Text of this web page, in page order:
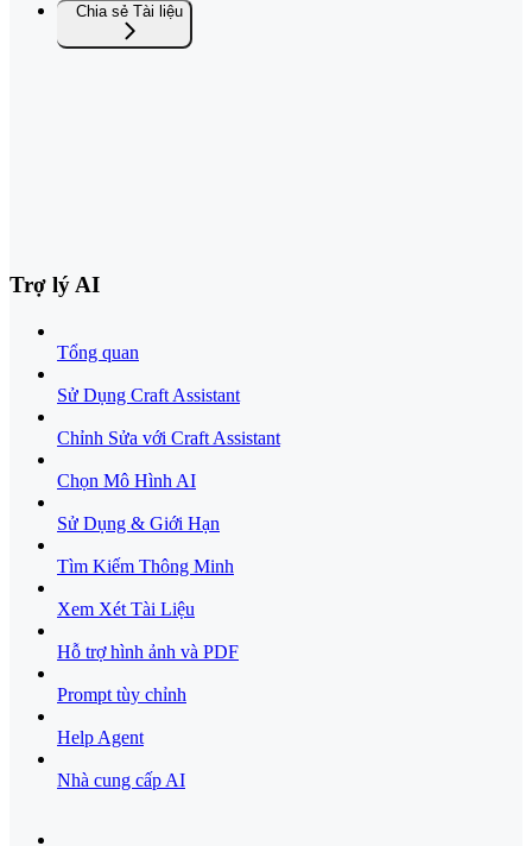
Chia sẻ Tài liệu
Trợ lý AI
Tổng quan
Sử Dụng Craft Assistant
Chỉnh Sửa với Craft Assistant
Chọn Mô Hình AI
Sử Dụng & Giới Hạn
Tìm Kiếm Thông Minh
Xem Xét Tài Liệu
Hỗ trợ hình ảnh và PDF
Prompt tùy chỉnh
Help Agent
Nhà cung cấp AI